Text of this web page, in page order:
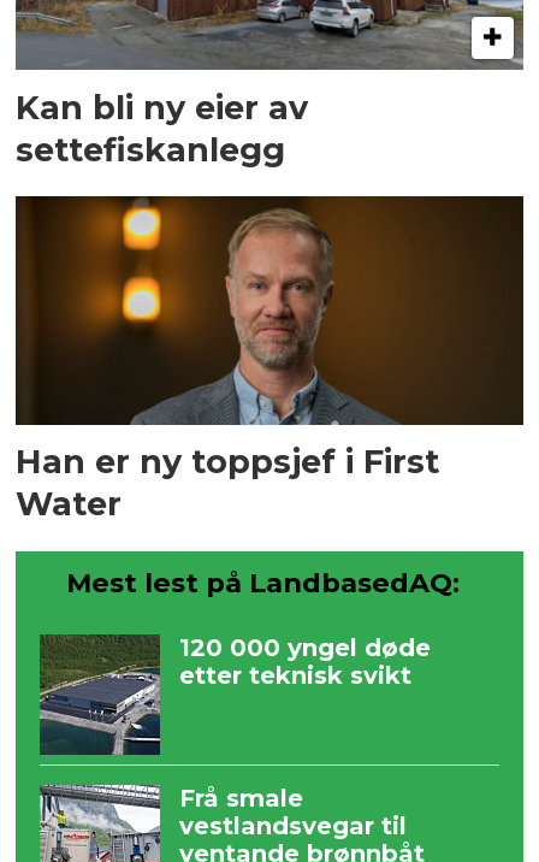
Kan bli ny eier av
settefiskanlegg
Han er ny toppsjef i First
Water
Mest lest på LandbasedAQ:
120 000 yngel døde
etter teknisk svikt
Frå smale
vestlandsvegar til
ventande brønnbåt